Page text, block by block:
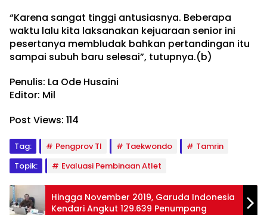
“Karena sangat tinggi antusiasnya. Beberapa
waktu lalu kita laksanakan kejuaraan senior ini
pesertanya membludak bahkan pertandingan itu
sampai subuh baru selesai”, tutupnya.(b)
Penulis: La Ode Husaini
Editor: Mil
Post Views: 114
Tag: Pengprov TI Taekwondo
Tamrin
Topik:
Evaluasi Pembinaan Atlet
Hingga November 2019, Garuda Indonesia
Kendari Angkut 129.639 Penumpang